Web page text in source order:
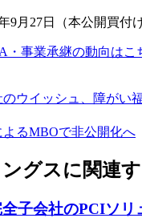
9月27日（本公開買
・事業承継の動向はこ
ウイッシュ、障がい
よるMBOで非公開化へ
グスに関連
子会社のPCIソ